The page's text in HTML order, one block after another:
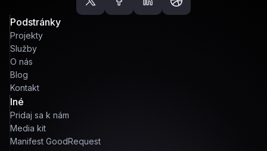
Podstránky
Projekty
Služby
O nás
Blog
Kontakt
Iné
Pridaj sa k nám
Media kit
Manifest GoodRequest